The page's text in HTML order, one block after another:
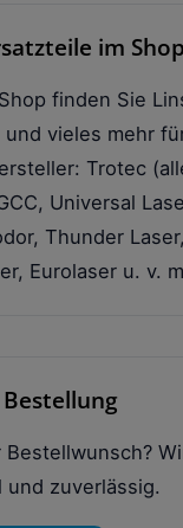
im Shop
finden Sie
und vieles mehr
Trotec
Universal
Thunder
Eurolaser u. v.
Bestellwunsch?
und zuverlässig.